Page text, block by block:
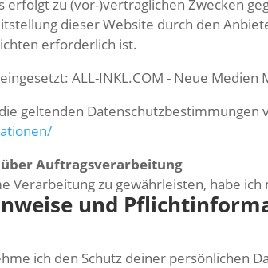
erfolgt zu (vor-)vertraglichen Zwecken
dieser Website durch den
erforderlich ist.
ALL-INKL.COM - Neue
geltenden Datenschutzbestimmungen
über Auftragsverarbeitung
Verarbeitung zu gewährleisten, habe
und
ich den Schutz deiner persönlichen